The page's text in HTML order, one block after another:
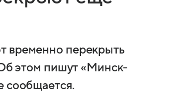
временно перекрыть
этом пишут «Минск-
сообщается.